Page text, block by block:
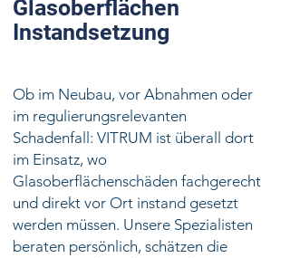
Glasoberflächen
Instandsetzung
Ob im Neubau, vor Abnahmen oder
im regulierungsrelevanten
Schadenfall: VITRUM ist überall dort
im Einsatz, wo
Glasoberflächenschäden fachgerecht
und direkt vor Ort instand gesetzt
werden müssen. Unsere Spezialisten
beraten persönlich, schätzen die